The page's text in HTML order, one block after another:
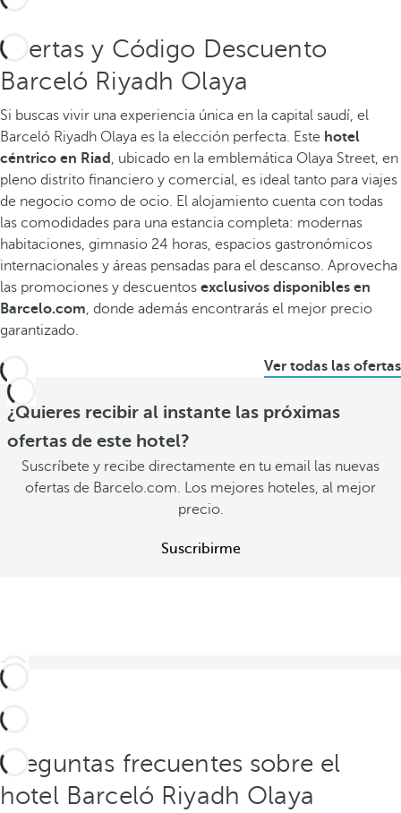
Ofertas y Código Descuento
Barceló Riyadh Olaya
Si buscas vivir una experiencia única en la capital saudí, el
Barceló Riyadh Olaya es la elección perfecta. Este hotel
céntrico en Riad , ubicado en la emblemática Olaya Street, en
pleno distrito financiero y comercial, es ideal tanto para viajes
de negocio como de ocio. El alojamiento cuenta con todas
las comodidades para una estancia completa: modernas
habitaciones, gimnasio 24 horas, espacios gastronómicos
internacionales y áreas pensadas para el descanso. Aprovecha
las promociones y descuentos exclusivos disponibles en
Barcelo.com, donde además encontrarás el mejor precio
garantizado.
Ver todas las ofertas
¿Quieres recibir al instante las próximas
ofertas de este hotel?
Suscríbete y recibe directamente en tu email las nuevas
ofertas de Barcelo.com. Los mejores hoteles, al mejor
precio.
Suscribirme
Preguntas frecuentes sobre el
hotel Barceló Riyadh Olaya